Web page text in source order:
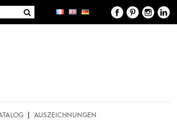
AUSZEICHNUNGEN